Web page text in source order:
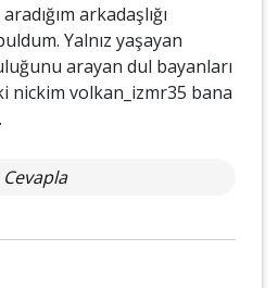
arkadaşlığı
Yalnız yaşayan
arayan dul bayanları
nickim volkan_izmr35 bana
Cevapla